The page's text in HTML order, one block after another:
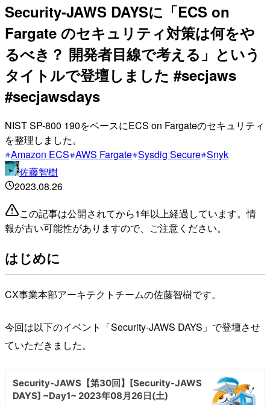
Security-JAWS DAYSに「ECS on
Fargate のセキュリティ対策は何をや
るべき？ 開発者目線で考える」という
タイトルで登壇しました #secjaws
#secjawsdays
NIST SP-800 190をベースにECS on Fargateのセキュリティ
を整理しました。
Amazon ECS AWS Fargate Sysdig Secure Snyk
佐藤智樹
2023.08.26
この記事は公開されてから1年以上経過しています。情
報が古い可能性がありますので、ご注意ください。
はじめに
CX事業本部アーキテクトチームの佐藤智樹です。
今回は以下のイベント「Security-JAWS DAYS」で登壇させ
ていただきました。